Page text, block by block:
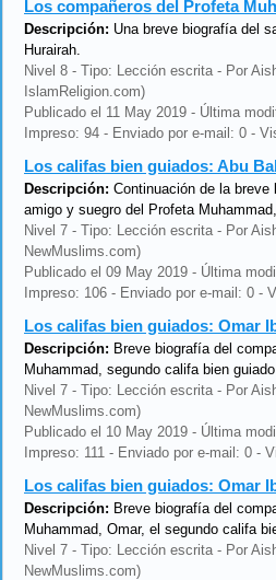
Los compañeros del Profeta
Descripción: Una breve biografía del
Hurairah.
Nivel 8 - Tipo: Lección escrita - Por
IslamReligion.com)
Publicado el 11 May 2019 - Última
Impreso: 94 - Enviado por e-mail: 0 -
Los califas bien guiados: Abu
Descripción: Continuación de la breve
amigo y suegro del Profeta
Nivel 7 - Tipo: Lección escrita - Por
NewMuslims.com)
Publicado el 09 May 2019 - Última
Impreso: 106 - Enviado por e-mail: 0 -
Los califas bien guiados: Omar
Descripción: Breve biografía del
Muhammad, segundo califa bien
Nivel 7 - Tipo: Lección escrita - Por
NewMuslims.com)
Publicado el 10 May 2019 - Última
Impreso: 111 - Enviado por e-mail: 0 -
Los califas bien guiados: Omar
Descripción: Breve biografía del
Muhammad, Omar, el segundo califa
Nivel 7 - Tipo: Lección escrita - Por
NewMuslims.com)